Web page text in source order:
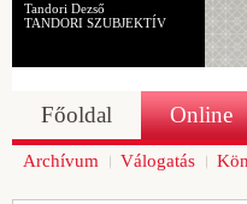
Tandori Dezső
TANDORI SZUBJEKTÍV
Főoldal Online
Archívum Válogatás